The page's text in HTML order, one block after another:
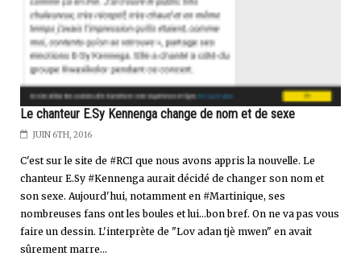
Le chanteur E.Sy Kennenga change de nom et de sexe
JUIN 6TH, 2016
C'est sur le site de #RCI que nous avons appris la nouvelle. Le
chanteur E.Sy #Kennenga aurait décidé de changer son nom et
son sexe. Aujourd'hui, notamment en #Martinique, ses
nombreuses fans ont les boules et lui...bon bref. On ne va pas vous
faire un dessin. L'interprète de "Lov adan tjè mwen" en avait
sûrement marre...